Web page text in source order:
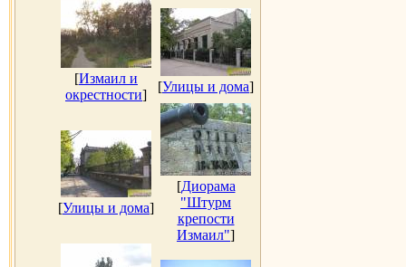
[Измаил и
окрестности]
[Улицы и дома]
[Улицы и дома]
[Диорама
"Штурм
крепости
Измаил"]